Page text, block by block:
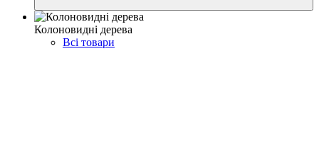
Колоновидні дерева
Всі товари